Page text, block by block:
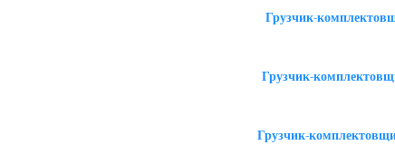
Грузчик-
Грузчик-
Грузчик-